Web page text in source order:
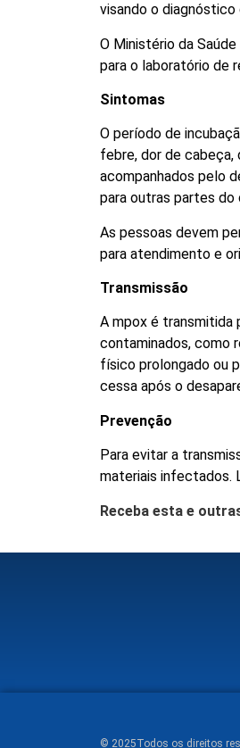
visando o diagnóstico
O Ministério da
para o laboratório de
Sintomas
O período de
febre, dor de cabeça,
acompanhados pelo
para outras partes do
As pessoas devem
para atendimento e
Transmissão
A mpox é transmitida
contaminados, como
físico prolongado ou
cessa após o
Prevenção
Para evitar a
materiais infectados.
Receba esta e
© 2025Todos os direitos